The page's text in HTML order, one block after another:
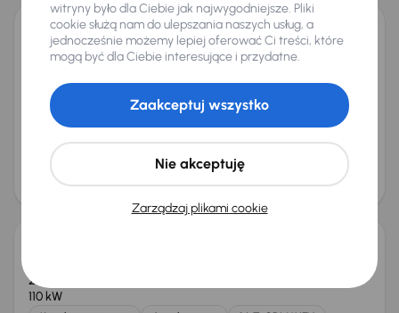
Audi A4
188 788 km 2.0 TDI 110 kW
2.0 TDI Automat Skóra Navi +6 kolejnych
Miesięczna rata
od 280 zł
Cena promocyjna
44 000 zł
Najniższa cena z 30 dni przed
obniżką
45 000 zł
Cena po obniżce
2023
110 kW
witryny było dla Ciebie jak najwygodniejsze. Pliki
cookie służą nam do ulepszania naszych usług, a
jednocześnie możemy lepiej oferować Ci treści, które
mogą być dla Ciebie interesujące i przydatne.
Zarządzaj plikami cookie
Nie akceptuję
Zaakceptuj wszystko